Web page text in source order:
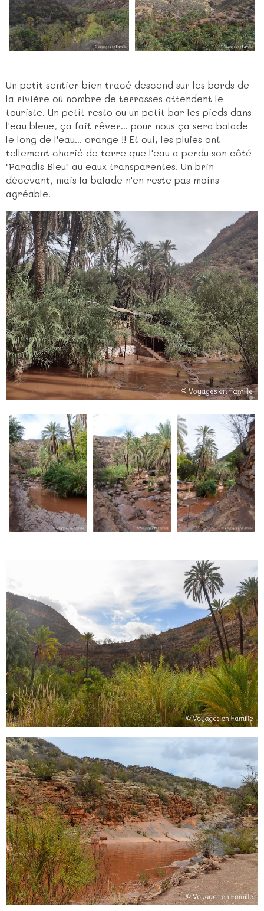
Un petit sentier bien tracé descend sur les bords de
la rivière où nombre de terrasses attendent le
touriste. Un petit resto ou un petit bar les pieds dans
l'eau bleue, ça fait rêver... pour nous ça sera balade
le long de l'eau... orange !! Et oui, les pluies ont
tellement charié de terre que l'eau a perdu son côté
"Paradis Bleu" au eaux transparentes. Un brin
décevant, mais la balade n'en reste pas moins
agréable.